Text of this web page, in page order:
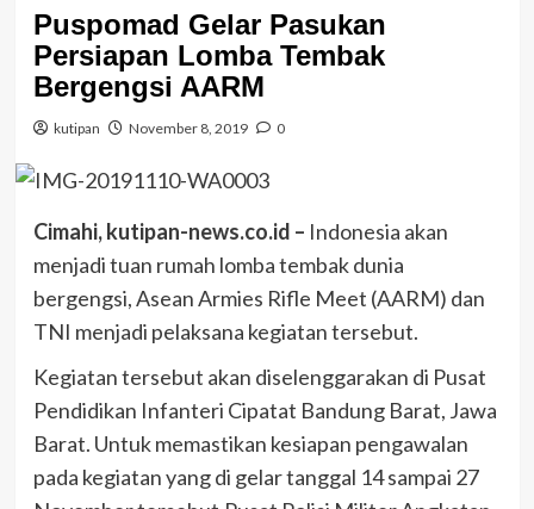
Puspomad Gelar Pasukan
Persiapan Lomba Tembak
Bergengsi AARM
kutipan November 8, 2019 0
Cimahi, kutipan-news.co.id – Indonesia akan
menjadi tuan rumah lomba tembak dunia
bergengsi, Asean Armies Rifle Meet (AARM) dan
TNI menjadi pelaksana kegiatan tersebut.
Kegiatan tersebut akan diselenggarakan di Pusat
Pendidikan Infanteri Cipatat Bandung Barat, Jawa
Barat. Untuk memastikan kesiapan pengawalan
pada kegiatan yang di gelar tanggal 14 sampai 27